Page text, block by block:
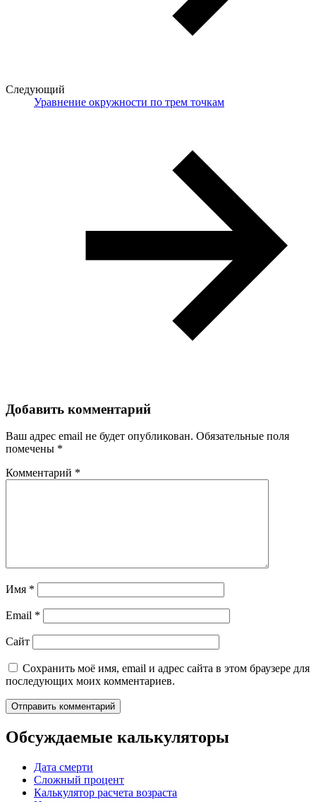
Следующий
Уравнение окружности по трем точкам
Добавить комментарий
Ваш адрес email не будет опубликован. Обязательные поля
помечены *
Комментарий *
Имя *
Email *
Сайт
Сохранить моё имя, email и адрес сайта в этом браузере для
последующих моих комментариев.
Обсуждаемые калькуляторы
Дата смерти
Сложный процент
Калькулятор расчета возраста